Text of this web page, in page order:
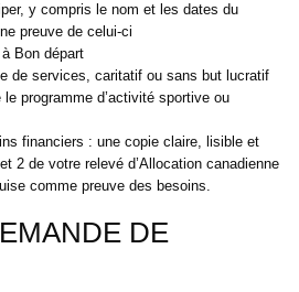
y compris le nom et les dates du
preuve de celui-ci
Bon départ
de services, caritatif ou sans but lucratif
programme d’activité sportive ou
financiers : une copie claire, lisible et
2 de votre relevé d’Allocation canadienne
comme preuve des besoins.
DE